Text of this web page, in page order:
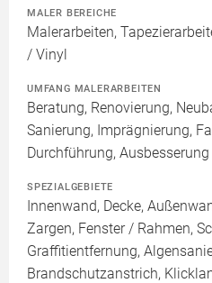
MALER BEREICHE
Malerarbeiten,
/ Vinyl
UMFANG MALERARBEITEN
Beratung, Renovierung,
Sanierung, Imprägnierung,
Durchführung,
SPEZIALGEBIETE
Innenwand, Decke,
Zargen, Fenster / Rahmen,
Graffitientfernung,
Brandschutzanstrich,